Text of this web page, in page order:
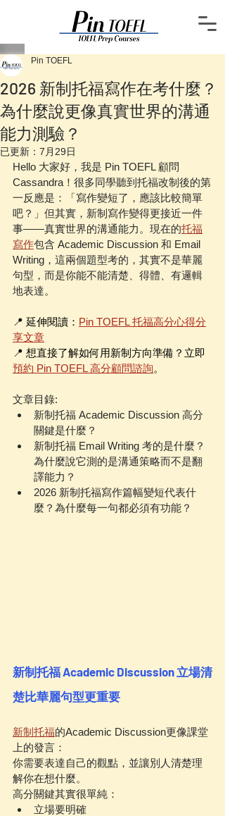
2026 新制托福寫作在考什麼？
為什麼說更像真實世界的溝通
能力測驗？
Pin TOEFL
已更新： 7月29日
Hello 大家好，我是 Pin TOEFL 顧問
Cassandra！很多同學聽到托福改制後的第
一反應是：「寫作變短了，應該比較簡單
吧？」但其實，新制寫作變得更接近一件
事——真實世界的溝通能力。現在的托福
寫作包含 Academic Discussion 和 Email
Writing，這兩個題型考的，其實不是華麗
句型，而是你能不能清楚、得體、有邏輯
地表達。
📍 延伸閱讀： Pin TOEFL 托福高分心得分
享文章
📍 想直接了解如何用新制方向準備？立即
預約 Pin TOEFL 高分顧問諮詢。
文章目錄:
新制托福 Academic Discussion 高分
關鍵是什麼？
新制托福 Email Writing 考的是什麼？
為什麼說它測的是溝通策略而不是翻
譯能力？
2026 新制托福寫作篇幅變短代表什
麼？為什麼每一句都必須有功能？
新制托福 Academic Discussion 立場清
楚比華麗句型更重要
新制托福的Academic Discussion更像課堂
上的發言：
你需要表達自己的觀點，並讓別人清楚理
解你在想什麼。
高分關鍵其實很單純：
立場要明確